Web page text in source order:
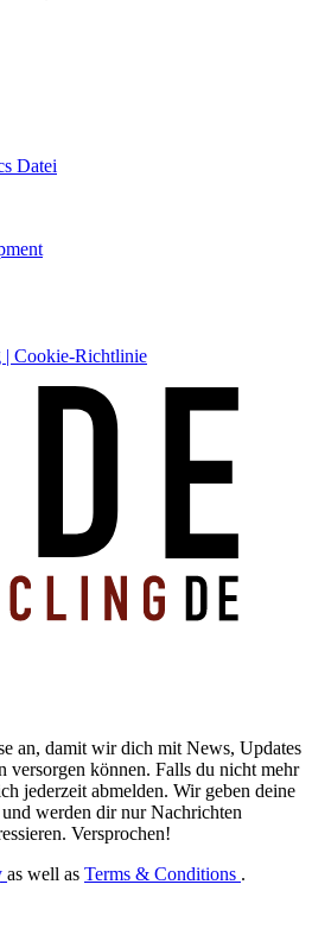
Datei
| Cookie-Richtlinie
an, damit wir dich mit News, Updates
versorgen können. Falls du nicht mehr
jederzeit abmelden. Wir geben deine
werden dir nur Nachrichten
Versprochen!
as well as Terms & Conditions .